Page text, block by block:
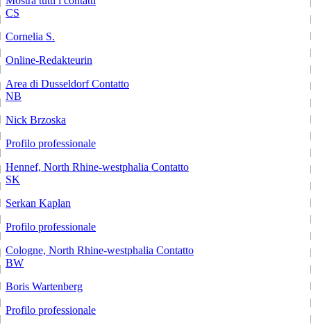
CS
Cornelia S.
Online-Redakteurin
Area di DusseldorfContatto
NB
Nick Brzoska
Profilo professionale
Hennef, North Rhine-westphalia Contatto
SK
Serkan Kaplan
Profilo professionale
Cologne, North Rhine-westphalia Contatto
BW
Boris Wartenberg
Profilo professionale